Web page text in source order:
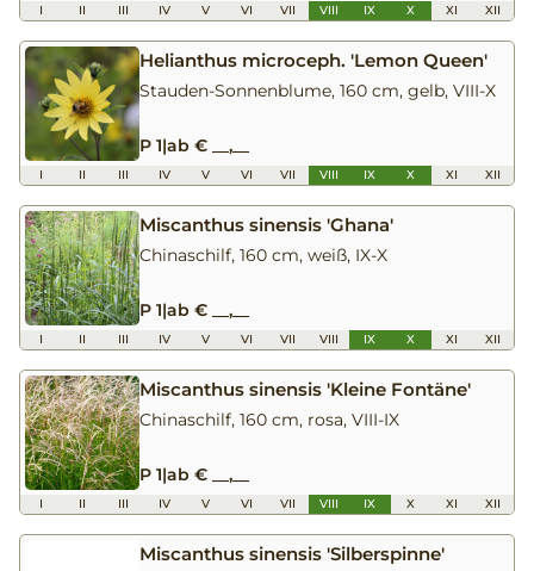
I II III IV V VI VII VIII IX X XI XII
Helianthus microceph. 'Lemon Queen'
Stauden-Sonnenblume, 160 cm, gelb, VIII-X
P 1|ab € __,__
I II III IV V VI VII VIII IX X XI XII
Miscanthus sinensis 'Ghana'
Chinaschilf, 160 cm, weiß, IX-X
P 1|ab € __,__
I II III IV V VI VII VIII IX X XI XII
Miscanthus sinensis 'Kleine Fontäne'
Chinaschilf, 160 cm, rosa, VIII-IX
P 1|ab € __,__
I II III IV V VI VII VIII IX X XI XII
Miscanthus sinensis 'Silberspinne'